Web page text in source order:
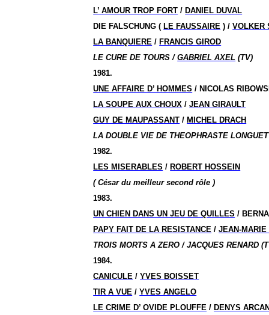
L’ AMOUR TROP FORT / DANIEL DUVAL
DIE FALSCHUNG ( LE FAUSSAIRE ) /VOLKER
LA BANQUIERE / FRANCIS GIROD
LE CURE DE TOURS /GABRIEL AXEL (TV)
1981.
UNE AFFAIRE D’ HOMMES / NICOLAS
LA SOUPE AUX CHOUX /JEAN GIRAULT
GUY DE MAUPASSANT / MICHEL DRACH
LA DOUBLE VIE DE THEOPHRASTE
1982.
LES MISERABLES / ROBERT HOSSEIN
( César du meilleur second rôle )
1983.
UN CHIEN DANS UN JEU DE QUILLES /
PAPY FAIT DE LA RESISTANCE /JEAN-MARIE
TROIS MORTS A ZERO / JACQUES RENARD
1984.
CANICULE /YVES BOISSET
TIR A VUE /YVES ANGELO
LE CRIME D’ OVIDE PLOUFFE / DENYS